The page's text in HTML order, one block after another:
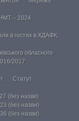
НМТ – 2024
в гостях в ХДАФК.
обласного
2017
Статут
(без назви)
(без назви)
(без назви)